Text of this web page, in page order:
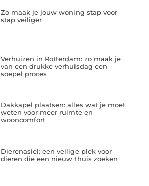
Zo maak je jouw woning stap voor
stap veiliger
Verhuizen in Rotterdam: zo maak je
van een drukke verhuisdag een
soepel proces
Dakkapel plaatsen: alles wat je moet
weten voor meer ruimte en
wooncomfort
Dierenasiel: een veilige plek voor
dieren die een nieuw thuis zoeken